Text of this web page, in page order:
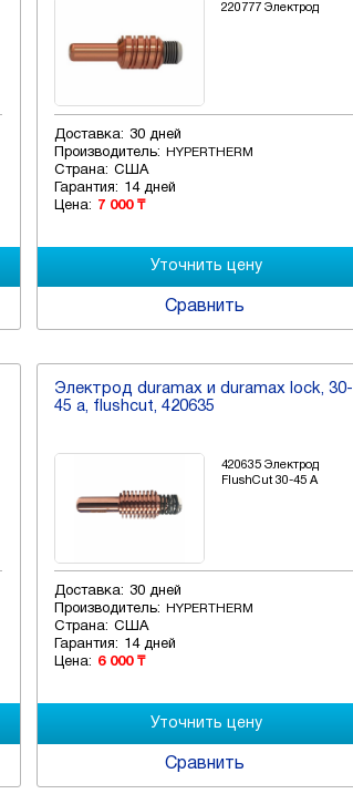
220777 Электрод
Доставка: 30 дней
Производитель:
HYPERTHERM
Страна: США
Гарантия: 14 дней
Цена: 7 000 ₸
Сравнить
Электрод duramax и duramax lock, 30-
45 a, flushcut, 420635
420635 Электрод
FlushCut 30-45 A
Доставка: 30 дней
Производитель:
HYPERTHERM
Страна: США
Гарантия:
14 дней
Цена: 6 000 ₸
Сравнить